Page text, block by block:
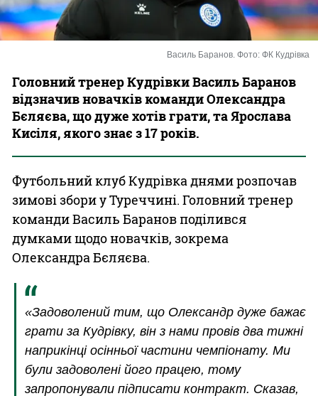
Василь Баранов. Фото: ФК Кудрівка
Головний тренер Кудрівки Василь Баранов
відзначив новачків команди Олександра
Бєляєва, що дуже хотів грати, та Ярослава
Кисіля, якого знає з 17 років.
Футбольний клуб Кудрівка днями розпочав
зимові збори у Туреччині. Головний тренер
команди Василь Баранов поділився
думками щодо новачків, зокрема
Олександра Бєляєва.
«Задоволений тим, що Олександр дуже бажає
грати за Кудрівку, він з нами провів два тижні
наприкінці осінньої частини чемпіонату. Ми
були задоволені його працею, тому
запропонували підписати контракт. Сказав,